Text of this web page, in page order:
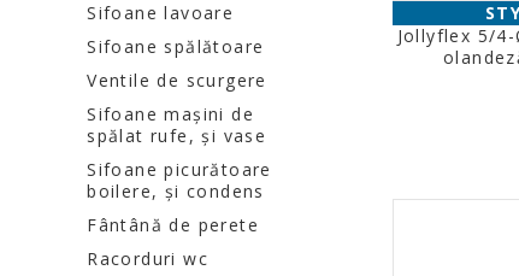
Sifoane lavoare
Sifoane spălătoare
Ventile de scurgere
Sifoane maşini de
spălat rufe, şi vase
Sifoane picurătoare
boilere, şi condens
Fântână de perete
Racorduri wc
Jollyflex 5/